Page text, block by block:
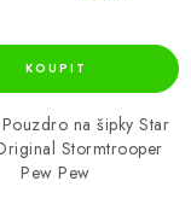
na šipky Star
Stormtrooper
Pew Pew